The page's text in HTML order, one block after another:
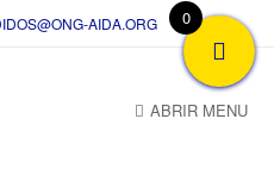
AIDA.ORG
ABRIR MENU
0